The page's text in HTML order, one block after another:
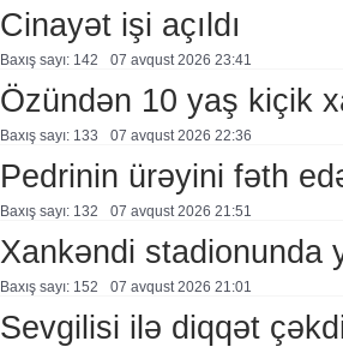
Cinayət işi açıldı
Baxış sayı: 142 07 avqust 2026 23:41
Özündən 10 yaş kiçik
Baxış sayı: 133 07 avqust 2026 22:36
Pedrinin ürəyini fəth
Baxış sayı: 132 07 avqust 2026 21:51
Xankəndi stadionunda
Baxış sayı: 152 07 avqust 2026 21:01
Sevgilisi ilə diqqət